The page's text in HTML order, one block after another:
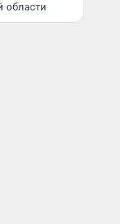
области